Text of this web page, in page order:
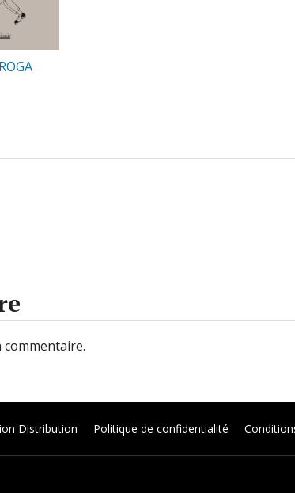
Distribution Politique de confidentialité